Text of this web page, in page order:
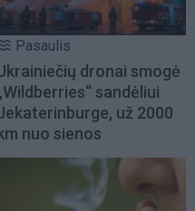
Pasaulis
dronai smogė
sandėliui
už 2000
km nuo sienos